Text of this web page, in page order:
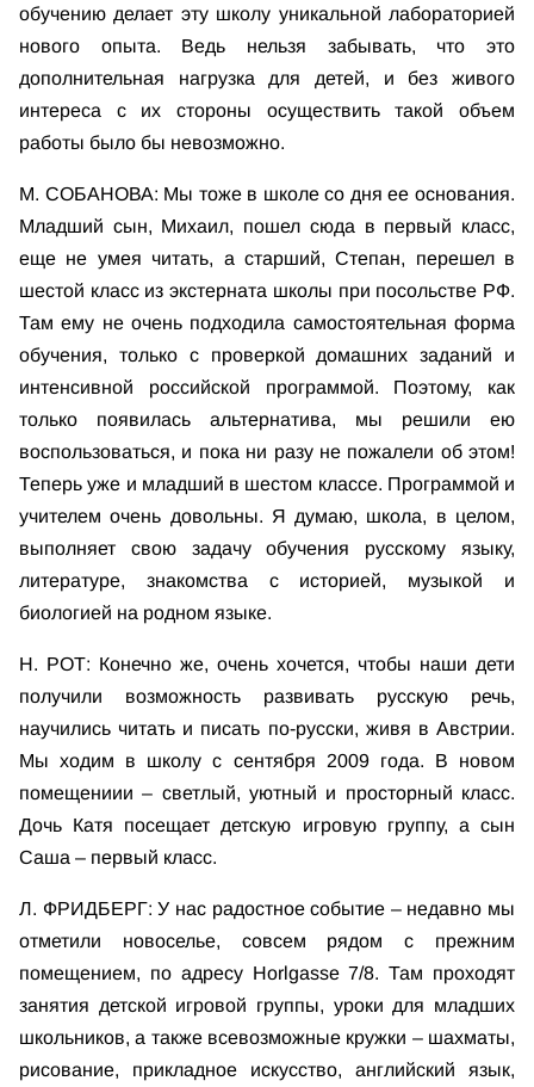
обучению делает эту школу уникальной лабораторией
нового опыта. Ведь нельзя забывать, что это
дополнительная нагрузка для детей, и без живого
интереса с их стороны осуществить такой объем
работы было бы невозможно.
М. СОБАНОВА: Мы тоже в школе со дня ее основания.
Младший сын, Михаил, пошел сюда в первый класс,
еще не умея читать, а старший, Степан, перешел в
шестой класс из экстерната школы при посольстве РФ.
Там ему не очень подходила самостоятельная форма
обучения, только с проверкой домашних заданий и
интенсивной российской программой. Поэтому, как
только появилась альтернатива, мы решили ею
воспользоваться, и пока ни разу не пожалели об этом!
Теперь уже и младший в шестом классе. Программой и
учителем очень довольны. Я думаю, школа, в целом,
выполняет свою задачу обучения русскому языку,
литературе, знакомства с историей, музыкой и
биологией на родном языке.
Н. РОТ: Конечно же, очень хочется, чтобы наши дети
получили возможность развивать русскую речь,
научились читать и писать по-русски, живя в Австрии.
Мы ходим в школу с сентября 2009 года. В новом
помещениии – светлый, уютный и просторный класс.
Дочь Катя посещает детскую игровую группу, а сын
Саша – первый класс.
Л. ФРИДБЕРГ: У нас радостное событие – недавно мы
отметили новоселье, совсем рядом с прежним
помещением, по адресу Horlgasse 7/8. Там проходят
занятия детской игровой группы, уроки для младших
школьников, а также всевозможные кружки – шахматы,
рисование, прикладное искусство, английский язык,